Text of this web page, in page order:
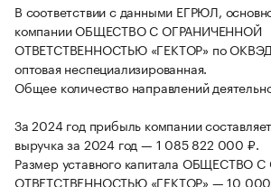
В соответствии с данными ЕГРЮЛ,
компании ОБЩЕСТВО С ОГРАНИЧЕННОЙ
ОТВЕТСТВЕННОСТЬЮ «ГЕКТОР» по
оптовая неспециализированная.
Общее количество направлений
За 2024 год прибыль компании
выручка за 2024 год — 1 085 822 000 ₽.
Размер уставного капитала ОБЩЕСТВО
ОТВЕТСТВЕННОСТЬЮ «ГЕКТОР» — 10